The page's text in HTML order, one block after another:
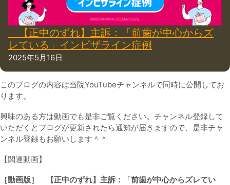
【正中のずれ】主訴：「前歯が中心からズ
レている」インビザライン症例
2025年5月16日
このブログの内容は当院YouTubeチャンネルで同時に公開してお
ります。
興味のある方は動画でも是非ご覧ください。チャンネル登録して
いただくとブログが更新されたら通知が届きますので、是非チャ
ンネル登録もお願いします＾＾
【関連動画】
［動画版］ 【正中のずれ】主訴：「前歯が中心からズレてい